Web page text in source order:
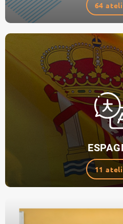
64
11